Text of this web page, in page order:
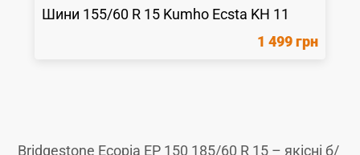
Шини 155/60 R 15 Kumho Ecsta KH 11
1 499 грн
Bridgestone Ecopia EP 150 185/60 R 15 – якісні б/